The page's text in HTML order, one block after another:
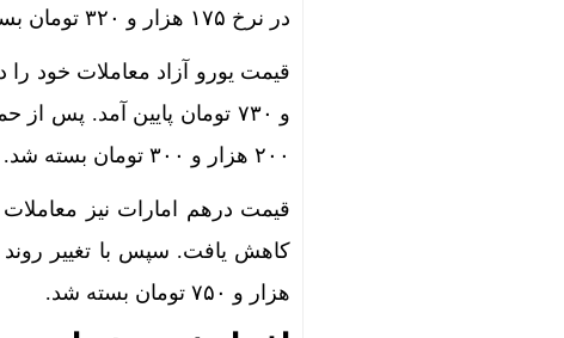
افزایش
دلار به کف
مصوبه
خودرو
در نرخ ۱۷۵ هزار و ۳۲۰ تومان بسته شد.
۲۰۰ هزار و ۳۰۰ تومان بسته شد.
هزار و ۷۵۰ تومان بسته شد.